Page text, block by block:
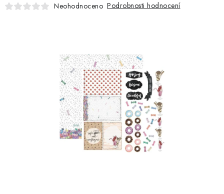
FOTORECENZE
MOJE OBJEDNÁVKA
Moje objednávka
Oblíbené ♥️
Neohodnoceno Podrobnosti hodnocení